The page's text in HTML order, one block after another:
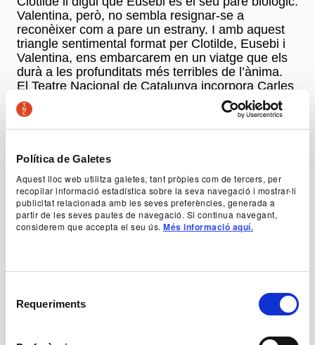
Política de Galetes
Aquest lloc web utilitza galetes, tant pròpies com de tercers, per
recopilar informació estadística sobre la seva navegació i mostrar-li
publicitat relacionada amb les seves preferències, generada a
partir de les seves pautes de navegació. Si continua navegant,
considerem que accepta el seu ús. Més informació aquí.
Requeriments
Valentina, però, no sembla resignar-se a
reconèixer com a pare un estrany. I amb aquest
triangle sentimental format per Clotilde, Eusebi i
Valentina, ens embarcarem en un viatge que els
durà a les profunditats més terribles de l’ànima.
El Teatre Nacional de Catalunya incorpora Carles
Soldevila a la seva programació, amb aquesta
obra vigorosa i moderna.
ens parla, ja
als anys trenta, d’un tema tan vigent com la
magnífic en la seva recreació de les classes
límits de la psicologia humana, va escriure, a
Valentina, una autèntica tragèdia de la
modernitat, vertebrada a través de les passions i
el xoc frontal entre l’inconformisme de la filla, un
Carles Soldevila